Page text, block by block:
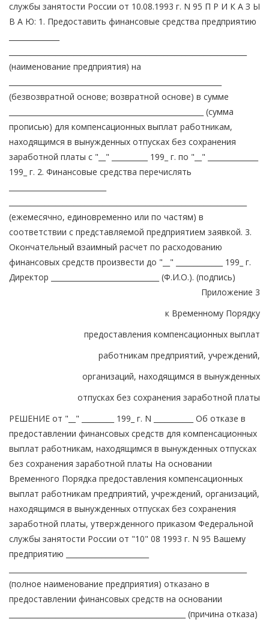
службы занятости России от 10.08.1993 г. N 95 П Р И К А З Ы
В А Ю: 1. Предоставить финансовые средства предприятию
(наименование предприятия) на
(безвозвратной основе; возвратной основе) в сумме
______________________________________________________ (сумма
прописью) для компенсационных выплат работникам,
находящимся в вынужденных отпусках без сохранения
заработной платы с "__" __________ 199_ г. по "__" ______________
199_ г. 2. Финансовые средства перечислять
(ежемесячно, единовременно или по частям) в
соответствии с представляемой предприятием заявкой. 3.
Окончательный взаимный расчет по расходованию
финансовых средств произвести до "__" _____________ 199_ г.
Директор ______________________________ (Ф.И.О.). (подпись)
Приложение 3
к Временному Порядку
предоставления компенсационных выплат
работникам предприятий, учреждений,
организаций, находящимся в вынужденных
отпусках без сохранения заработной платы
РЕШЕНИЕ от "__" _________ 199_ г. N ___________ Об отказе в
предоставлении финансовых средств для компенсационных
выплат работникам, находящимся в вынужденных отпусках
без сохранения заработной платы На основании
Временного Порядка предоставления компенсационных
выплат работникам предприятий, учреждений, организаций,
находящимся в вынужденных отпусках без сохранения
заработной платы, утвержденного приказом Федеральной
службы занятости России от "10" 08 1993 г. N 95 Вашему
предприятию _______________________
(полное наименование предприятия) отказано в
предоставлении финансовых средств на основании
_________________________________________________ (причина отказа)